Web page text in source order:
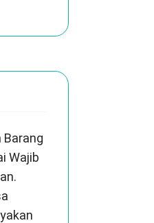
Barang
Wajib